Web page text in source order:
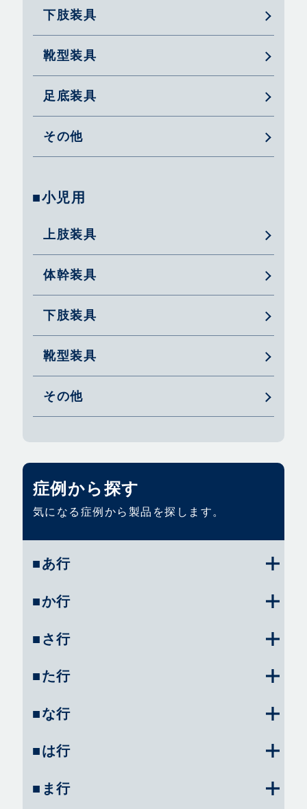
下肢装具
靴型装具
足底装具
その他
■小児用
上肢装具
体幹装具
下肢装具
靴型装具
その他
症例から探す
気になる症例から製品を探します。
■あ行
■か行
■さ行
■た行
■な行
■は行
■ま行